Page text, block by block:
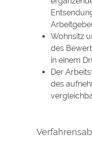
Wohnsitz
des
in einem
Der
des